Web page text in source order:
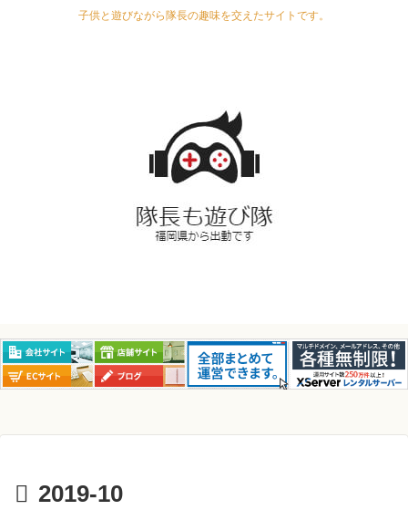
子供と遊びながら隊長の趣味を交えたサイトです。
2019-10